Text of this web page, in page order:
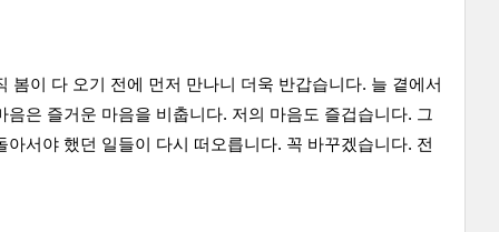
이 다 오기 전에 먼저 만나니 더욱 반갑습니다. 늘 곁에서
은 즐거운 마음을 비춥니다. 저의 마음도 즐겁습니다. 그
서야 했던 일들이 다시 떠오릅니다. 꼭 바꾸겠습니다. 전